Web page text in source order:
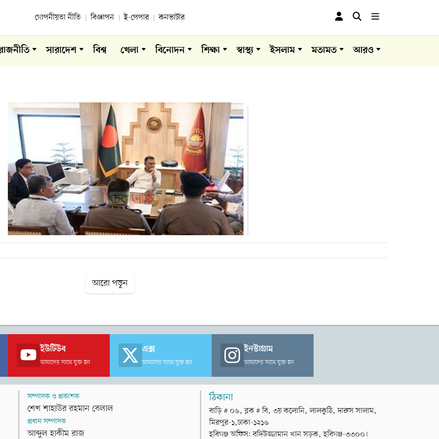
গোপনীয়তা নীতি বিজ্ঞাপন ই-পেপার কনভার্টার
সারাদেশ বিশ্ব খেলা বিনোদন শিক্ষা স্বাস্থ্য ইসলাম মতামত আরও
আরো পড়ুন
ইউটিউব
আমাদের সাথে যুক্ত হন
এক্স
আমাদের সাথে যুক্ত হন
ইনস্টাগ্রাম
আমাদের সাথে যুক্ত হন
সম্পাদক ও প্রকাশক
শেখ শাহাউর রহমান বেলাল
প্রধান সম্পাদক
আব্দুল হাকীম রাজ
ঠিকানা
বাড়ি # ০৬, ব্লক # বি, ৩য় কলোনি, লালকুঠি, দারুস সালাম,
মিরপুর-১,ঢাকা-১২১৬
হবিগঞ্জ অফিস: বদিউজ্জামান খান সড়ক, হবিগঞ্জ-৩৩০০।